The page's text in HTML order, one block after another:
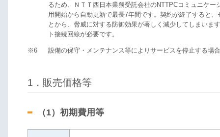
るため、ＮＴＴ西日本業務受託会社のNTTPCコミュニケ
用開始から自動更新で最長7年間です。契約が終了すると
とから、脅威に対する防御効果が著しく減少してしまいま
ト接続回線が必要です。
※6 設備の保守・メンテナンス等によりサービスを停止する場
1．販売価格等
（1）初期費用等